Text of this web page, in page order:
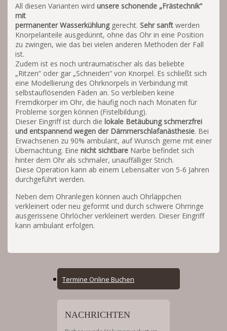
Online
Menu
Termine Online Buchen
NACHRICHTEN
All diesen Varianten wird unsere schonende „Frästechnik“
mit
permanenterWasserkühlunggerecht. Sehrsanft werden
Knorpelanteile ausgedünnt, ohne das Ohr in eine Position
zu zwingen, wie das bei vielen anderen Methoden der Fall
ist.
Zudem ist es noch untraumatischer als das beliebte
„Ritzen“ oder gar „Schneiden“ von Knorpel. Es schließt sich
eine Modellierung des Ohrknorpels in Verbindung mit
selbstauflösenden Fäden an. So verbleiben keine
Fremdkörper im Ohr, die häufig noch nach Monaten für
Probleme sorgen können (Fistelbildung).
Dieser Eingriff ist durch die lokale Betäubung schmerzfrei
und entspannend wegen der Dämmerschlafanästhesie. Bei
Erwachsenen zu 90% ambulant, auf Wunsch gerne mit einer
Übernachtung. Eine nicht sichtbare Narbe befindet sich
hinter dem Ohr als schmaler, unauffälliger Strich.
Diese Operation kann ab einem Lebensalter von 5-6 Jahren
durchgeführt werden.
Neben dem Ohranlegen können auch Ohrläppchen
verkleinert oder neu geformt und durch schwere Ohrringe
ausgerissene Ohrlöcher verkleinert werden. Dieser Eingriff
kann ambulant erfolgen.